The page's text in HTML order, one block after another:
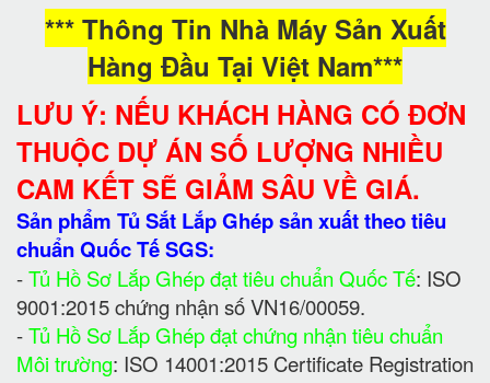
*** Thông Tin Nhà Máy Sản Xuất
Hàng Đầu Tại Việt Nam***
LƯU Ý: NẾU KHÁCH HÀNG CÓ ĐƠN
THUỘC DỰ ÁN SỐ LƯỢNG NHIỀU
CAM KẾT SẼ GIẢM SÂU VỀ GIÁ.
Sản phẩm Tủ Sắt Lắp Ghép sản xuất theo tiêu
chuẩn Quốc Tế SGS:
-Tủ Hồ Sơ Lắp Ghép đạt tiêu chuẩn Quốc Tế: ISO
9001:2015 chứng nhận số VN16/00059.
-Tủ Hồ Sơ Lắp Ghép đạt chứng nhận tiêu chuẩn
Môi trường: ISO 14001:2015 Certificate Registration